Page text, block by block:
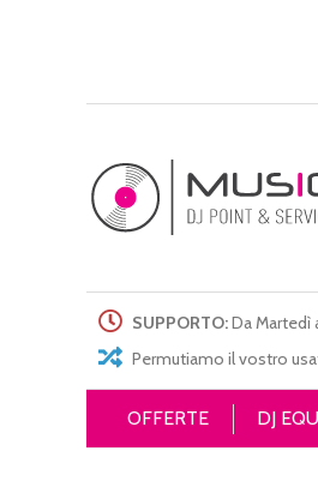
SUPPORTO:Da Martedì
Permutiamo il vostro
OFFERTE DJ